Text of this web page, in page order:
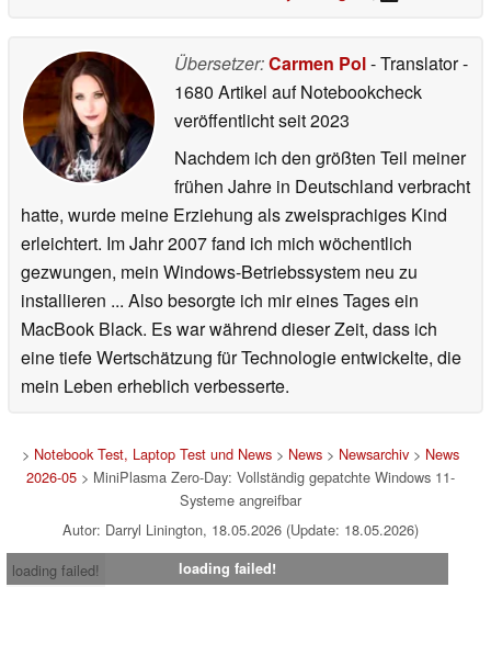
Übersetzer:Carmen Pol- Translator-
1680 Artikel auf Notebookcheck
veröffentlichtseit 2023
Nachdem ich den größten Teil meiner
frühen Jahre in Deutschland verbracht
hatte, wurde meine Erziehung als zweisprachiges Kind
erleichtert. Im Jahr 2007 fand ich mich wöchentlich
gezwungen, mein Windows-Betriebssystem neu zu
installieren ... Also besorgte ich mir eines Tages ein
MacBook Black. Es war während dieser Zeit, dass ich
eine tiefe Wertschätzung für Technologie entwickelte, die
mein Leben erheblich verbesserte.
> Notebook Test, Laptop Test und News> News> Newsarchiv> News
2026-05> MiniPlasma Zero-Day: Vollständig gepatchte Windows 11-
Systeme angreifbar
Autor: Darryl Linington, 18.05.2026 (Update: 18.05.2026)
loading failed!
loading failed!